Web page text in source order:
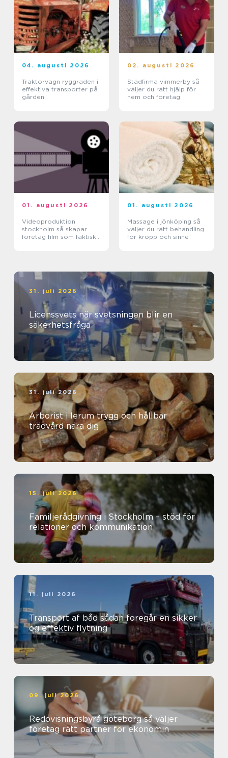
04. augusti 2026
Traktorvagn ryggraden i
effektiva transporter på
gården
02. augusti 2026
Städfirma vimmerby så
väljer du rätt hjälp för
hem och företag
01. augusti 2026
Videoproduktion
stockholm så skapar
företag film som faktiskt
01. augusti 2026
Massage i jönköping så
väljer du rätt behandling
för kropp och sinne
31. juli 2026
Licenssvets när svetsningen blir en
säkerhetsfråga
31. juli 2026
Arborist i lerum trygg och hållbar
trädvård nära dig
15. juli 2026
Familjerådgivning i Stockholm – stöd för
relationer och kommunikation
11. juli 2026
Transport af båd sådan foregår en sikker
og effektiv flytning
09. juli 2026
Redovisningsbyrå göteborg så väljer
företag rätt partner för ekonomin